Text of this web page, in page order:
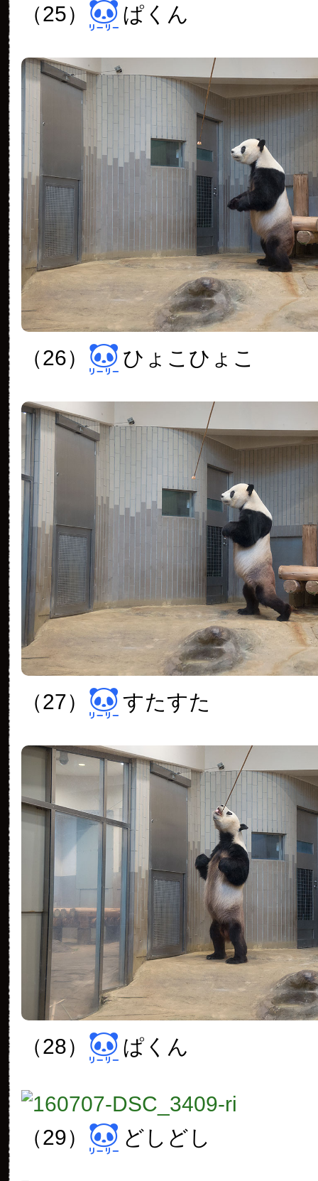
（25） ぱくん
（26） ひょこひょこ
（27） すたすた
（28） ぱくん
（29） どしどし